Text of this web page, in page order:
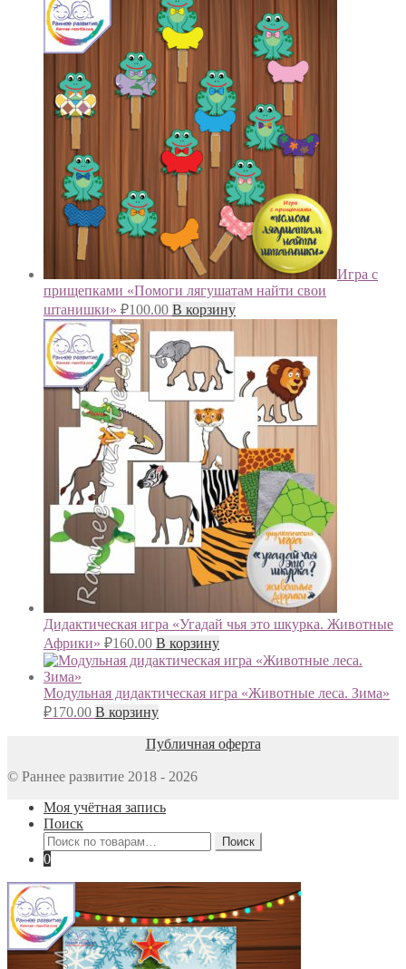
Игра с
прищепками «Помоги лягушатам найти свои
штанишки» ₽100.00 В корзину
Дидактическая игра «Угадай чья это шкурка. Животные
Африки» ₽160.00 В корзину
Модульная дидактическая игра «Животные леса. Зима»
₽170.00 В корзину
Публичная оферта
© Раннее развитие 2018 - 2026
Моя учётная запись
Поиск
Искать:
Поиск
0